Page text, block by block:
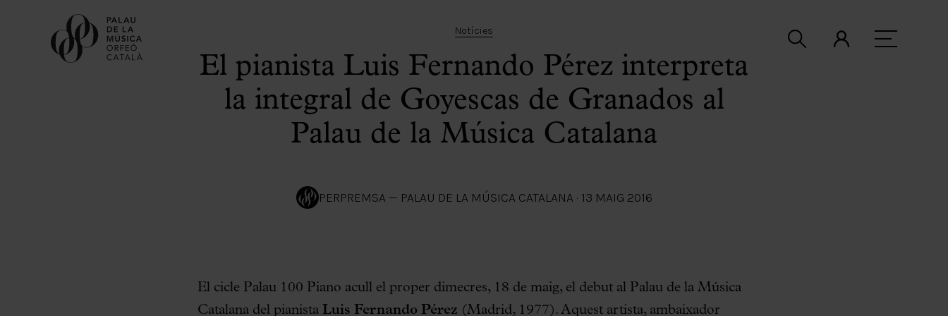
Notícies
El pianista Luis Fernando Pérez interpreta
la integral de Goyescas de Granados al
Palau de la Música Catalana
PERPREMSA — PALAU DE LA MÚSICA CATALANA · 13 MAIG 2016
El cicle Palau 100 Piano acull el proper dimecres, 18 de maig, el debut al Palau de la Música
Catalana del pianista Luis Fernando Pérez (Madrid, 1977). Aquest artista, ambaixador